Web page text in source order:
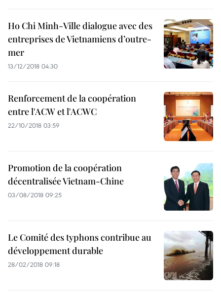
Ho Chi Minh-Ville dialogue avec des
entreprises de Vietnamiens d’outre-
mer
13/12/2018 04:30
Renforcement de la coopération
entre l'ACW et l'ACWC
22/10/2018 03:59
Promotion de la coopération
décentralisée Vietnam-Chine
03/08/2018 09:25
Le Comité des typhons contribue au
développement durable
28/02/2018 09:18